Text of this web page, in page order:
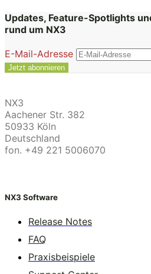
Updates, Feature-Spotlights
rund um NX3
E-Mail-Adresse
NX3
Aachener Str. 382
50933 Köln
Deutschland
fon. +49 221 5006070
NX3 Software
Release Notes
FAQ
Praxisbeispiele